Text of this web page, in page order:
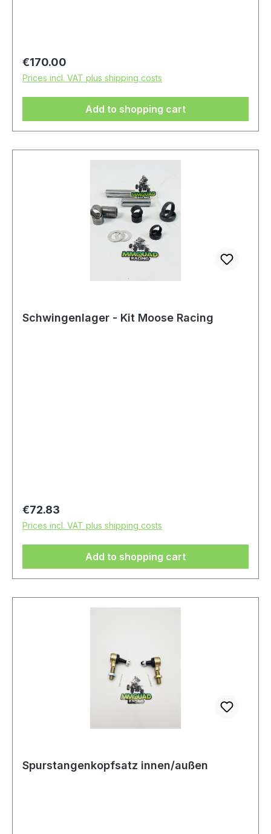
Regular price:
€170.00
Prices incl. VAT plus shipping costs
Add to shopping cart
Schwingenlager - Kit Moose Racing
Regular price:
€72.83
Prices incl. VAT plus shipping costs
Add to shopping cart
Spurstangenkopfsatz innen/außen